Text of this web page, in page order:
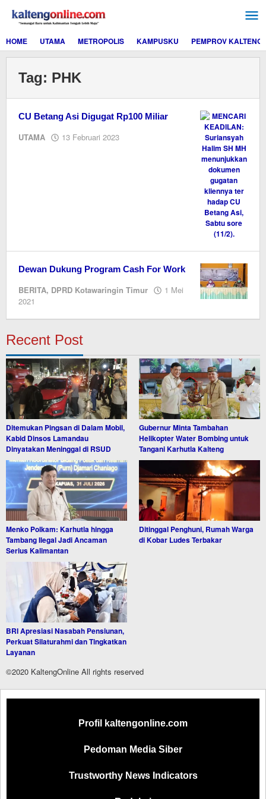
konten
HOME
UTAMA METROPOLIS KAMPUSKU PEMPROV KALTENG
Tag: PHK
CU Betang Asi Digugat Rp100 Miliar
UTAMA 13 Februari 2023
Dewan Dukung Program Cash For Work
BERITA, DPRD Kotawaringin Timur
1 Mei
2021
Recent Post
Ditemukan Pingsan di Dalam Mobil,
Kabid Dinsos Lamandau
Dinyatakan Meninggal di RSUD
Gubernur Minta Tambahan
Helikopter Water Bombing untuk
Tangani Karhutla Kalteng
Menko Polkam: Karhutla hingga
Tambang Ilegal Jadi Ancaman
Serius Kalimantan
Ditinggal Penghuni, Rumah Warga
di Kobar Ludes Terbakar
BRI Apresiasi Nasabah Pensiunan,
Perkuat Silaturahmi dan Tingkatkan
Layanan
©2020 KaltengOnline All rights reserved
Profil kaltengonline.com
Pedoman Media Siber
Trustworthy News Indicators